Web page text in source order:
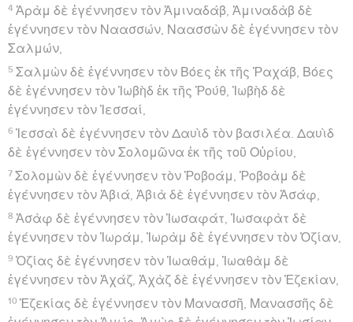
4 Ἀρὰμ δὲ ἐγέννησεν τὸν Ἀμιναδάβ, Ἀμιναδὰβ δὲ
ἐγέννησεν τὸν Ναασσών, Ναασσὼν δὲ ἐγέννησεν τὸν
Σαλμών,
5 Σαλμὼν δὲ ἐγέννησεν τὸν Βόες ἐκ τῆς Ῥαχάβ, Βόες
δὲ ἐγέννησεν τὸν Ἰωβὴδ ἐκ τῆς Ῥούθ, Ἰωβὴδ δὲ
ἐγέννησεν τὸν Ἰεσσαί,
6 Ἰεσσαὶ δὲ ἐγέννησεν τὸν Δαυὶδ τὸν βασιλέα. Δαυὶδ
δὲ ἐγέννησεν τὸν Σολομῶνα ἐκ τῆς τοῦ Οὐρίου,
7 Σολομὼν δὲ ἐγέννησεν τὸν Ῥοβοάμ, Ῥοβοὰμ δὲ
ἐγέννησεν τὸν Ἀβιά, Ἀβιὰ δὲ ἐγέννησεν τὸν Ἀσάφ,
8 Ἀσὰφ δὲ ἐγέννησεν τὸν Ἰωσαφάτ, Ἰωσαφὰτ δὲ
ἐγέννησεν τὸν Ἰωράμ, Ἰωρὰμ δὲ ἐγέννησεν τὸν Ὀζίαν,
9 Ὀζίας δὲ ἐγέννησεν τὸν Ἰωαθάμ, Ἰωαθὰμ δὲ
ἐγέννησεν τὸν Ἀχάζ, Ἀχὰζ δὲ ἐγέννησεν τὸν Ἑζεκίαν,
10 Ἑζεκίας δὲ ἐγέννησεν τὸν Μανασσῆ, Μανασσῆς δὲ